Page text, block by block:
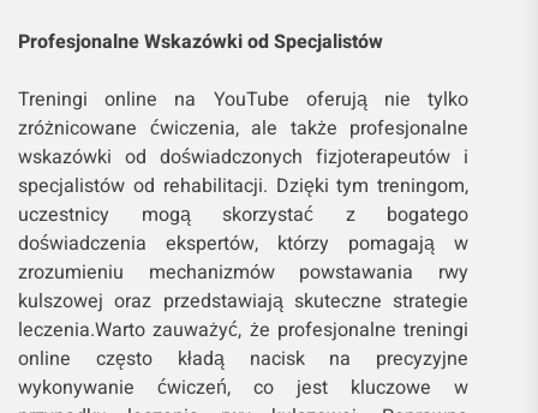
Profesjonalne Wskazówki od Specjalistów
Treningi online na YouTube oferują nie tylko
zróżnicowane ćwiczenia, ale także profesjonalne
wskazówki od doświadczonych fizjoterapeutów i
specjalistów od rehabilitacji. Dzięki tym treningom,
uczestnicy mogą skorzystać z bogatego
doświadczenia ekspertów, którzy pomagają w
zrozumieniu mechanizmów powstawania rwy
kulszowej oraz przedstawiają skuteczne strategie
leczenia.Warto zauważyć, że profesjonalne treningi
online często kładą nacisk na precyzyjne
wykonywanie ćwiczeń, co jest kluczowe w